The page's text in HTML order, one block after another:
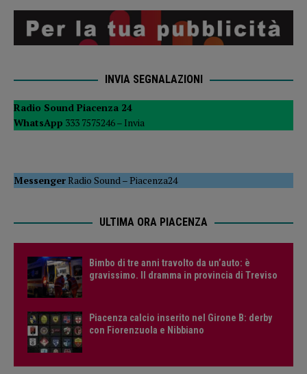
INVIA SEGNALAZIONI
Radio Sound Piacenza 24
WhatsApp 333 7575246 – Invia
MessengerRadio Sound –Piacenza24
ULTIMA ORA PIACENZA
Bimbo di tre anni travolto da un’auto: è
gravissimo. Il dramma in provincia di Treviso
Piacenza calcio inserito nel Girone B: derby
con Fiorenzuola e Nibbiano